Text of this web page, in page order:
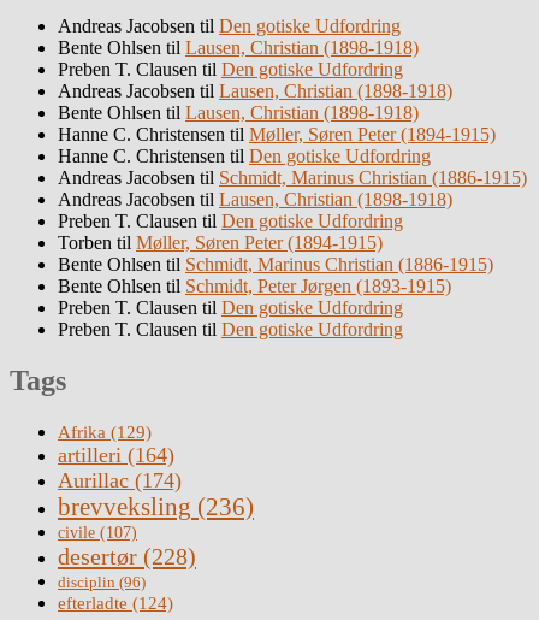
Andreas Jacobsen til Den gotiske Udfordring
Bente Ohlsen til Lausen, Christian (1898-1918)
Preben T. Clausen til Den gotiske Udfordring
Andreas Jacobsen til Lausen, Christian (1898-1918)
Bente Ohlsen til Lausen, Christian (1898-1918)
Hanne C. Christensen til Møller, Søren Peter (1894-1915)
Hanne C. Christensen til Den gotiske Udfordring
Andreas Jacobsen til Schmidt, Marinus Christian (1886-1915)
Andreas Jacobsen til Lausen, Christian (1898-1918)
Preben T. Clausen til Den gotiske Udfordring
Torben til Møller, Søren Peter (1894-1915)
Bente Ohlsen til Schmidt, Marinus Christian (1886-1915)
Bente Ohlsen til Schmidt, Peter Jørgen (1893-1915)
Preben T. Clausen til Den gotiske Udfordring
Preben T. Clausen til Den gotiske Udfordring
Tags
Afrika (129)
artilleri (164)
Aurillac (174)
brevveksling (236)
civile (107)
desertør (228)
disciplin (96)
efterladte (124)